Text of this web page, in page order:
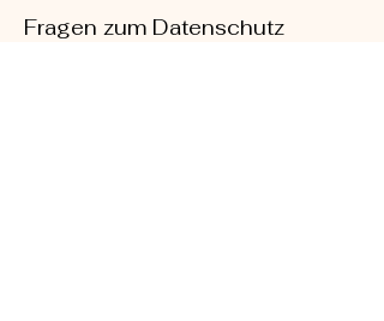
Fragen zum Datenschutz